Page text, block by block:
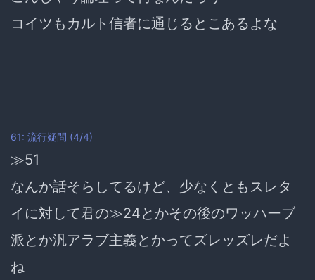
コイツもカルト信者に通じるとこあるよな
61: 流行疑問 (4/4)
≫51
なんか話そらしてるけど、少なくともスレタ
イに対して君の≫24とかその後のワッハーブ
派とか汎アラブ主義とかってズレッズレだよ
ね